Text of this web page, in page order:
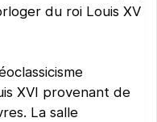
du roi Louis XV
XVI provenant de
La salle